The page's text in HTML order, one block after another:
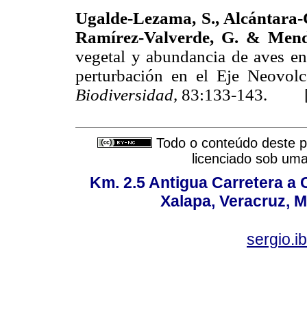
Ugalde-Lezama, S.,
Ramírez-Valverde, G. &
vegetal y abundancia de aves
perturbación en el Eje
Biodiversidad, 83:133-143.
Todo o conteúdo deste
licenciado sob
Km. 2.5 Antigua Carretera a
Xalapa, Veracruz,